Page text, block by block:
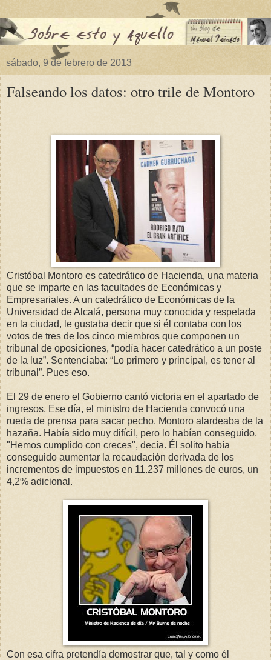
sábado, 9 de febrero de 2013
Falseando los datos: otro trile de Montoro
Cristóbal Montoro es catedrático de Hacienda, una materia
que se imparte en las facultades de Económicas y
Empresariales. A un catedrático de Económicas de la
Universidad de Alcalá, persona muy conocida y respetada
en la ciudad, le gustaba decir que si él contaba con los
votos de tres de los cinco miembros que componen un
tribunal de oposiciones, “podía hacer catedrático a un poste
de la luz”. Sentenciaba: “Lo primero y principal, es tener al
tribunal”. Pues eso.
El 29 de enero el Gobierno cantó victoria en el apartado de
ingresos. Ese día, el ministro de Hacienda convocó una
rueda de prensa para sacar pecho. Montoro alardeaba de la
hazaña. Había sido muy difícil, pero lo habían conseguido.
"Hemos cumplido con creces", decía. Él solito había
conseguido aumentar la recaudación derivada de los
incrementos de impuestos en 11.237 millones de euros, un
4,2% adicional.
Con esa cifra pretendía demostrar que, tal y como él